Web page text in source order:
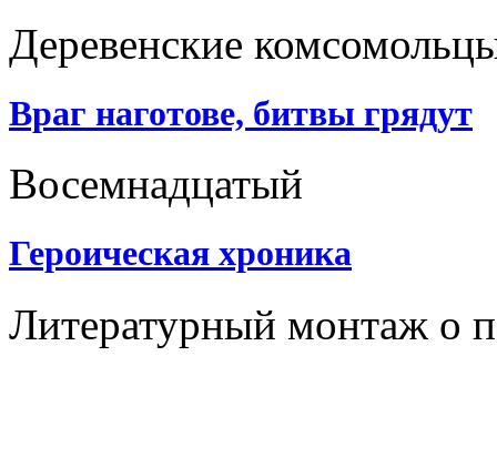
Деревенские
Враг наготове, битвы грядут
Восемнадцатый
Героическая хроника
Литературный монтаж о